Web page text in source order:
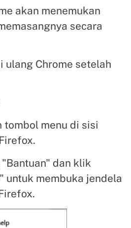
akan menemukan
secara
ulang Chrome setelah
tombol menu di sisi
"Bantuan" dan klik
untuk membuka jendela